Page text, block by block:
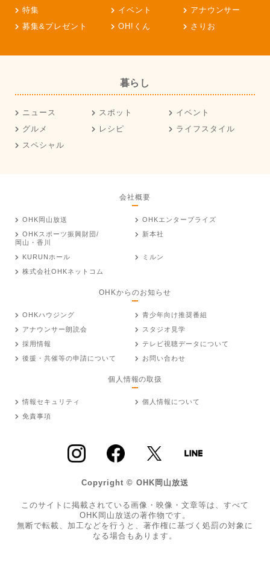
特集
イベント
アナウンサー
募集&プレゼント
OH!くん さりお
暮らし
ニュース スポット
イベント
グルメ
レシピ
ライフスタイル
スペシャル
会社概要
OHK岡山放送
OHKエンタープライズ
OHKスポーツ振興財団/
岡山・香川
新本社
KURUNホール
ミルン
株式会社OHKネットコム
OHKからのお知らせ
OHKハウジング
青少年向け推奨番組
アナウンサー朗読会
スタジオ見学
採用情報
テレビ視聴データについて
後援・共催等の申請について
お問い合わせ
個人情報の取扱
情報セキュリティ
個人情報について
免責事項
Copyright © OHK岡山放送
このサイトに掲載されている画像・映像・文章等は、すべて
OHK岡山放送の著作物です。
無断で転載、加工などを行うと、著作権に基づく処罰の対象に
なる場合もあります。